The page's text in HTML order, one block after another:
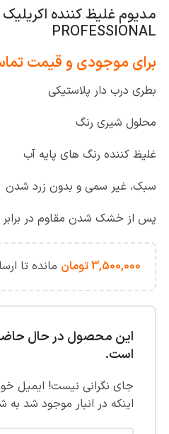
PROFESSIONAL
برای موجودی و قیمت
بطری درب دار پلاستیکی
محلول شیری رنگ
غلیظ کننده رنگ های پایه آب
سبک، غیر سمی و بدون زرد شدن
پس از خشک شدن مقاوم در
3,500,000تومان مانده تا
این محصول در حال
است.
جای نگرانی نیست! ایمیل
اینکه در انبار موجود شد به